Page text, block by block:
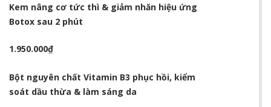
Kem nâng cơ tức thì & giảm nhăn hiệu ứng
Botox sau 2 phút
1.950.000₫
Bột nguyên chất Vitamin B3 phục hồi, kiểm
soát dầu thừa & làm sáng da